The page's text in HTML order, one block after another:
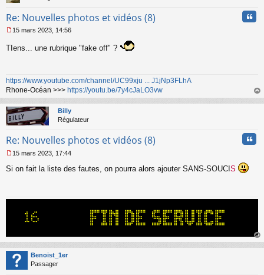
Re: Nouvelles photos et vidéos (8)
e
g
e
n
o
n
l
15 mars 2023, 14:56
TIens... une rubrique "fake off" ?
https://www.youtube.com/channel/UC99xju ... J1jNp3FLhA
Rhone-Océan >>> https://youtu.be/7y4cJaLO3vw
au
Billy
Régulateur
Re: Nouvelles photos et vidéos (8)
e
n
l
u
15 mars 2023, 17:44
Si on fait la liste des fautes, on pourra alors ajouter SANS-SOUCI S
au
Benoist_1er
Passager